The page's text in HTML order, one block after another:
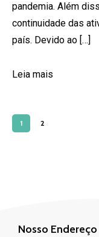
pandemia. Além
continuidade das
país. Devido ao […]
Leia mais
1 2
Nosso Endereço